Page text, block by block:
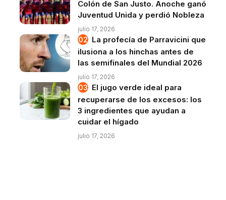
Colón de San Justo. Anoche ganó
Juventud Unida y perdió Nobleza
julio 17, 2026
La profecía de Parravicini que
ilusiona a los hinchas antes de
las semifinales del Mundial 2026
julio 17, 2026
El jugo verde ideal para
recuperarse de los excesos: los
3 ingredientes que ayudan a
cuidar el hígado
julio 17, 2026